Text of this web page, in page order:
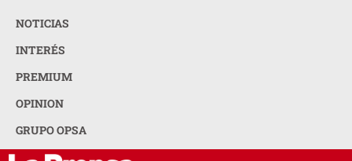
NOTICIAS
INTERÉS
PREMIUM
OPINION
GRUPO OPSA